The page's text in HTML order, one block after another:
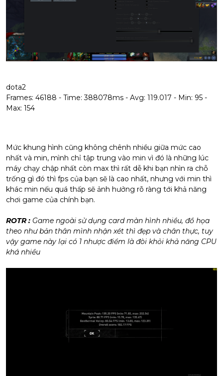
dota2
Frames: 46188 - Time: 388078ms - Avg: 119.017 - Min: 95 -
Max: 154
Mức khung hình cũng không chênh nhiều giữa mức cao
nhất và min, mình chỉ tập trung vào min vì đó là những lúc
máy chạy chập nhất còn max thì rất dễ khi bạn nhìn ra chỗ
trống gì đó thì fps của bạn sẽ là cao nhất, nhưng với min thì
khác min nếu quá thấp sẽ ảnh hưởng rõ ràng tới khả năng
chơi game của chính bạn.
ROTR : Game ngoài sử dụng card màn hình nhiều, đồ họa
theo như bản thân mình nhận xét thì đẹp và chân thực, tuy
vậy game này lại có 1 nhược điểm là đòi khỏi khả năng CPU
khá nhiều